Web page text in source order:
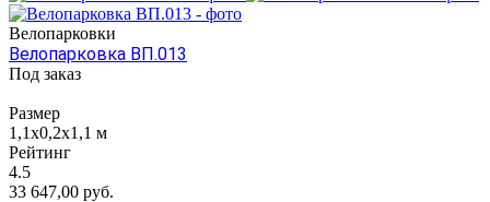
Велопарковки
Велопарковка ВП.013
Под заказ
Размер
1,1х0,2х1,1 м
Рейтинг
4.5
33 647,00 руб.